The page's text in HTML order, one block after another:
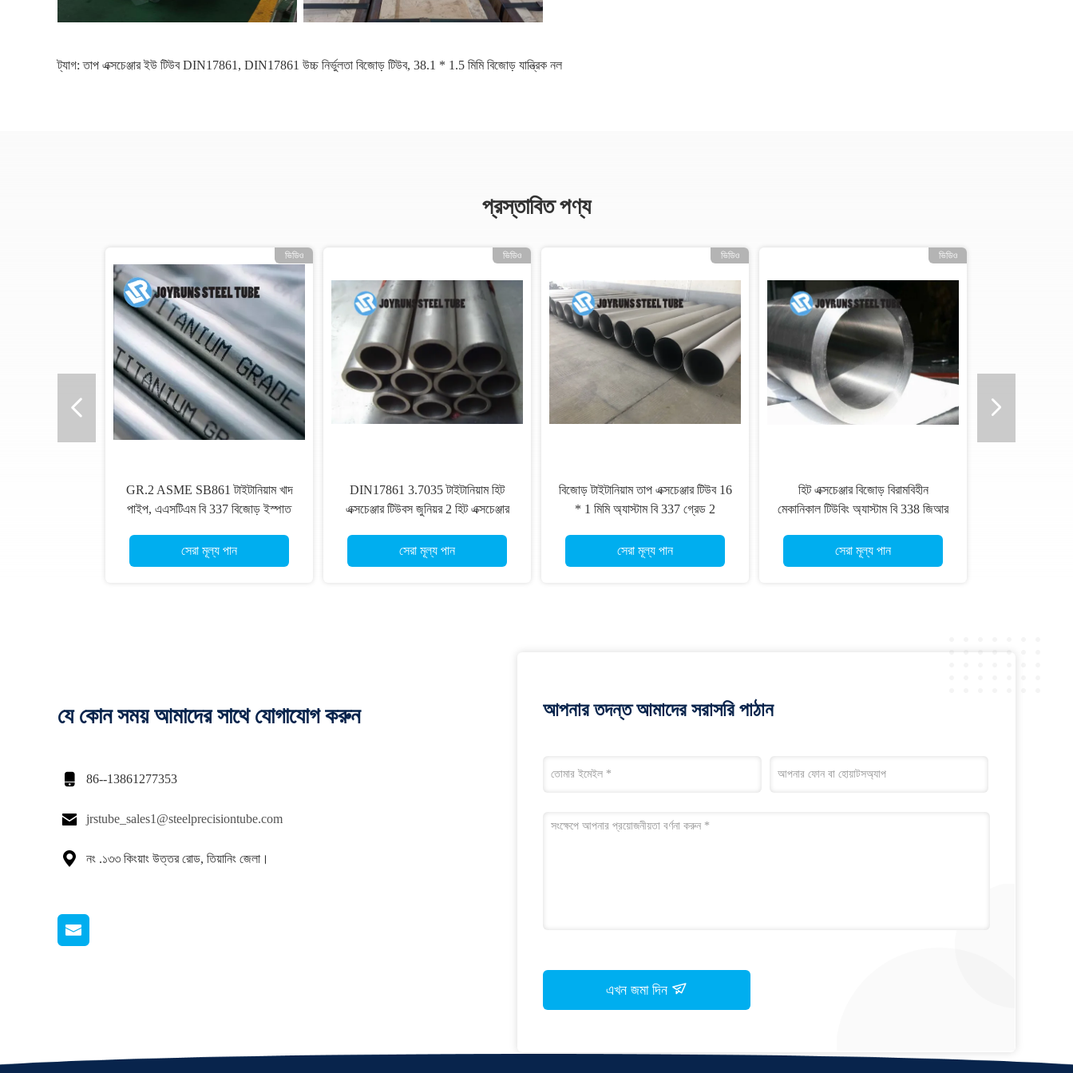
ট্যাগ:তাপ এক্সচেঞ্জার ইউ টিউব DIN17861 , DIN17861 উচ্চ নির্ভুলতা বিজোড় টিউব, 38.1 * 1.5 মিমি বিজোড় যান্ত্রিক নল
প্রস্তাবিত পণ্য
ভিডিও
GR.2 ASME SB861 টাইটানিয়াম খাদ
পাইপ, এএসটিএম বি 337 বিজোড় ইস্পাত
সেরা মূল্য পান
ভিডিও
DIN17861 3.7035 টাইটানিয়াম হিট
এক্সচেঞ্জার টিউবস জুনিয়র 2 হিট এক্সচেঞ্জার
সেরা মূল্য পান
ভিডিও
বিজোড় টাইটানিয়াম তাপ এক্সচেঞ্জার টিউব 16
* 1 মিমি অ্যাস্টাম বি 337 গ্রেড 2
সেরা মূল্য পান
ভিডিও
হিট এক্সচেঞ্জার বিজোড় বিরামবিহীন
মেকানিকাল টিউবিং অ্যাস্টাম বি 338 জিআর
সেরা মূল্য পান
যে কোন সময় আমাদের সাথে যোগাযোগ করুন
 86--13861277353
 jrstube_sales1@steelprecisiontube.com
 নং .১৩৩ কিংয়াং উত্তর রোড, তিয়ানিং জেলা।
আপনার তদন্ত আমাদের সরাসরি পাঠান
এখন জমা দিন